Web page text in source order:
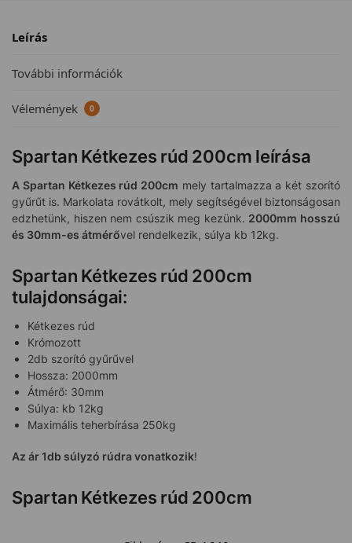
Leírás
További információk
Vélemények 0
Spartan Kétkezes rúd 200cm leírása
A Spartan Kétkezes rúd 200cm mely tartalmazza a két szorító
gyűrűt is. Markolata rovátkolt, mely segítségével biztonságosan
edzhetünk, hiszen nem csúszik meg kezünk. 2000mm hosszú
és 30mm-es átmérővel rendelkezik, súlya kb 12kg.
Spartan Kétkezes rúd 200cm
tulajdonságai:
Kétkezes rúd
Krómozott
2db szorító gyűrűvel
Hossza: 2000mm
Átmérő: 30mm
Súlya: kb 12kg
Maximális teherbírása 250kg
Az ár 1db súlyzó rúdra vonatkozik!
Spartan Kétkezes rúd 200cm